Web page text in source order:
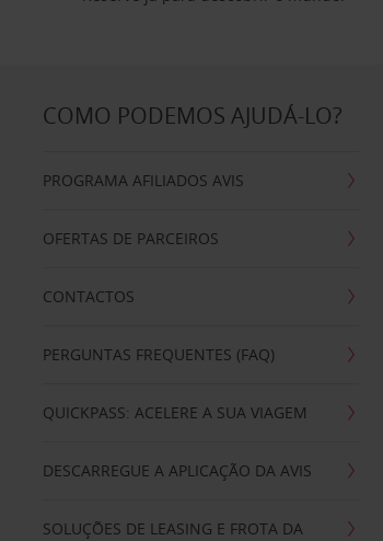
COMO PODEMOS AJUDÁ-LO?
PROGRAMA AFILIADOS AVIS
OFERTAS DE PARCEIROS
CONTACTOS
PERGUNTAS FREQUENTES (FAQ)
QUICKPASS: ACELERE A SUA VIAGEM
DESCARREGUE A APLICAÇÃO DA AVIS
SOLUÇÕES DE LEASING E FROTA DA